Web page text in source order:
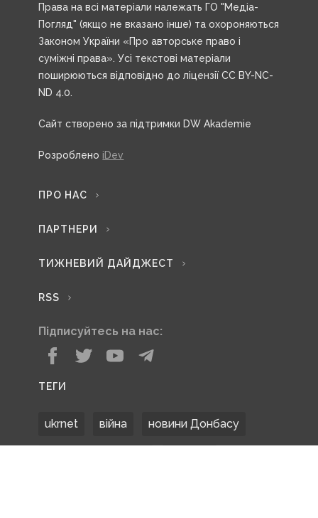
Права на всі матеріали належать ГО "Медіа-
Погляд" (якщо не вказано інше) та охороняються
Законом України «Про авторське право і
суміжні права». Усі текстові матеріали
поширюються відповідно до ліцензії CC BY-NC-
ND 4.0.
Сайт створено за підтримки DW Akademie
Розроблено iDev
ПРО НАС
ПАРТНЕРИ
ТИЖНЕВИЙ ДАЙДЖЕСТ
RSS
Підписуйтесь на нас:
ТЕГИ
ukrnet війна новини Донбасу